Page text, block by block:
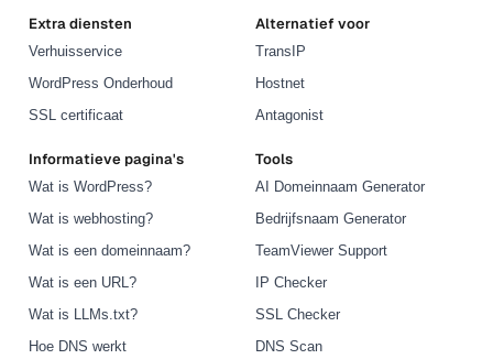
Extra diensten
Verhuisservice
WordPress Onderhoud
SSL certificaat
Alternatief voor
TransIP
Hostnet
Antagonist
Informatieve pagina's
Wat is WordPress?
Wat is webhosting?
Wat is een domeinnaam?
Wat is een URL?
Wat is LLMs.txt?
Hoe DNS werkt
Tools
AI Domeinnaam Generator
Bedrijfsnaam Generator
TeamViewer Support
IP Checker
SSL Checker
DNS Scan